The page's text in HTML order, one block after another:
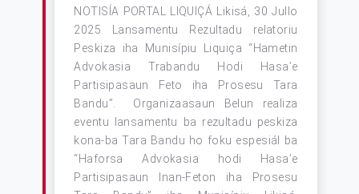
NOTISÍA PORTAL LIQUIÇÁ Likisá, 30 Jullo
2025 Lansamentu Rezultadu relatoriu
Peskiza iha Munisípiu Liquiça “Hametin
Advokasia Trabandu Hodi Hasa’e
Partisipasaun Feto iha Prosesu Tara
Bandu”. Organizaasaun Belun realiza
eventu lansamentu ba rezultadu peskiza
kona-ba Tara Bandu ho foku espesiál ba
“Haforsa Advokasia hodi Hasa’e
Partisipasaun Inan-Feton iha Prosesu